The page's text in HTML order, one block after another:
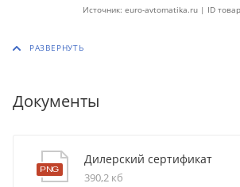
Источник: euro-avtomatika.ru | ID
Документы
Дилерский сертификат
390,2 кб